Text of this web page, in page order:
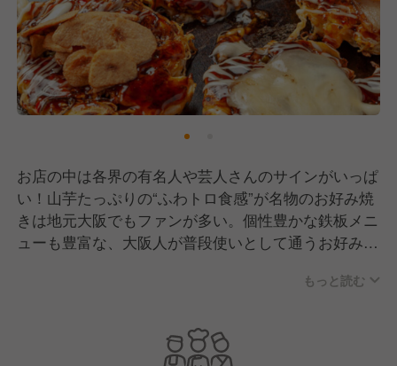
お店の中は各界の有名人や芸人さんのサインがいっぱ
い！山芋たっぷりの“ふわトロ食感”が名物のお好み焼
きは地元大阪でもファンが多い。個性豊かな鉄板メニ
ューも豊富な、大阪人が普段使いとして通うお好み焼
もっと読む